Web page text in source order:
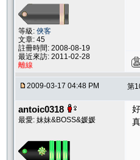
等級: 俠客
文章: 45
註冊時間: 2008-08-19
最近來訪: 2011-02-28
離線
2009-03-17 04:48 PM 第
antoic0318
最愛: 妹妹&BOSS&媛媛